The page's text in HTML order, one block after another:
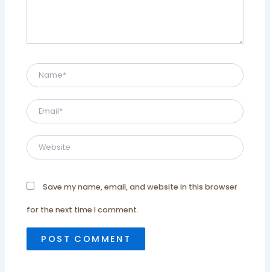
Name*
Email*
Website
Save my name, email, and website in this browser
for the next time I comment.